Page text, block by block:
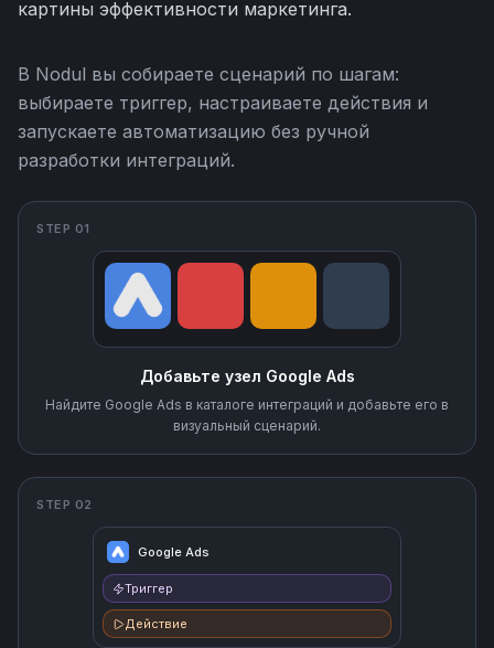
картины эффективности маркетинга.
В Nodul вы собираете сценарий по шагам:
выбираете триггер, настраиваете действия и
запускаете автоматизацию без ручной
разработки интеграций.
STEP 01
Добавьте узел Google Ads
Найдите Google Ads в каталоге интеграций и добавьте его в
визуальный сценарий.
STEP 02
Google Ads
Триггер
Действие